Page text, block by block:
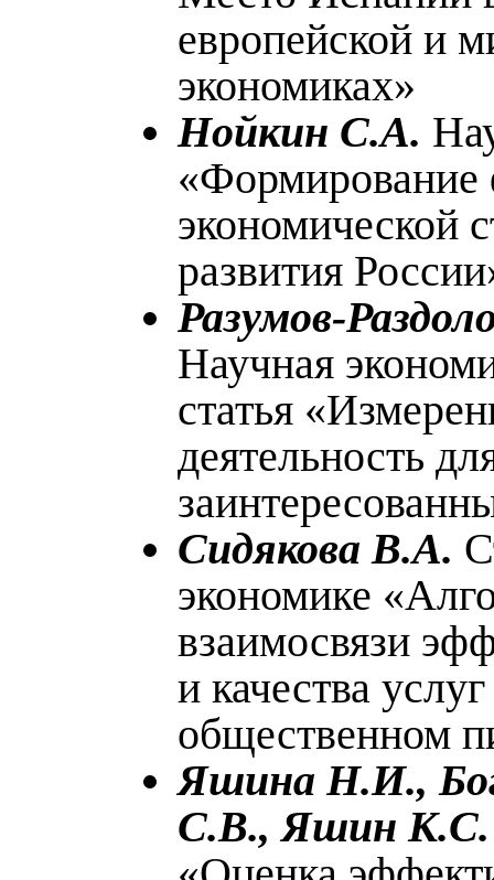
европейской и
экономиках»
Нойкин С.А.
«Формирование
экономической
развития
Разумов-
Научная
статья
деятельность
Сидякова В.А.
экономике
взаимосвязи
и качества
общественном
Яшина Н.И.,
С.В., Яшин К.С.